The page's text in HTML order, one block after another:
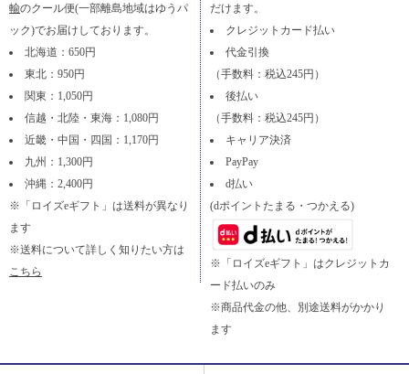
輸のクール便(一部離島地域はゆうパ
ック)でお届けしております。
北海道：650円
東北：950円
関東：1,050円
信越・北陸・東海：1,080円
近畿・中国・四国：1,170円
九州：1,300円
沖縄：2,400円
※「ロイズeギフト」は送料が異なり
ます
※送料について詳しく知りたい方は
こちら
だけます。
クレジットカード払い
代金引換
（手数料：税込245円）
後払い
（手数料：税込245円）
キャリア決済
PayPay
d払い
(dポイントたまる・つかえる)
※「ロイズeギフト」はクレジットカ
ード払いのみ
※商品代金の他、別途送料がかかり
ます